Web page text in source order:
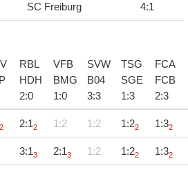
SC Freiburg 4:1
RBL
HDH
2:0
VFB
BMG
1:0
SVW
B04
3:3
TSG
SGE
1:3
FCA
FCB
2:3
2:12 1:2 1:2 1:22 1:32
3:13 2:13 1:2 1:22 1:32